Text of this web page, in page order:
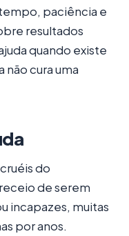
paciência e
resultados
quando existe
não cura uma
do
de serem
incapazes, muitas
por anos.